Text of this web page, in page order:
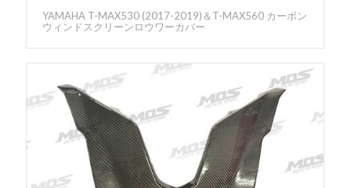
YAMAHA T-MAX530 (2017-2019)＆T-MAX560 カーボン
ウィンドスクリーンロウワーカバー